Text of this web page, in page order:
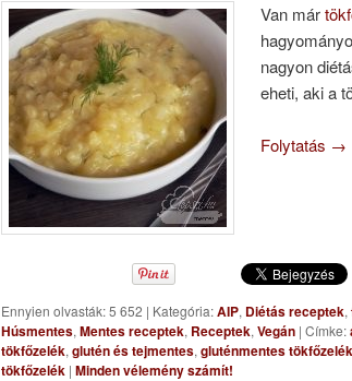
Van már
nagyon
eheti, aki a
Folytatás →
Ennyien olvasták: 5 652 | Kategória:AIP, Diétás receptek,
Húsmentes, Mentes receptek, Receptek, Vegán | Címke:
tökfőzelék, glutén és tejmentes, gluténmentes tökfőzelék
tökfőzelék | Minden vélemény számít!